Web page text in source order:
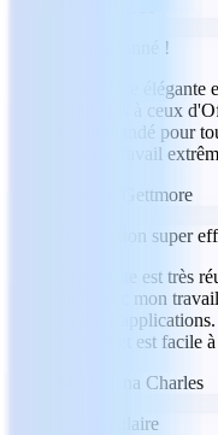
Impressionné !
L'interface élégante
similaires à ceux
recommandé pour
flux de travail
Paul Gettmore
Application super
Cette suite est très
aidé avec mon
d'autres
options et est facile
Milena Charles
Spectaculaire